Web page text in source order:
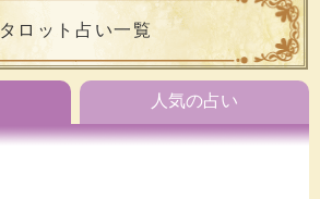
タロット占い一覧
人気の占い